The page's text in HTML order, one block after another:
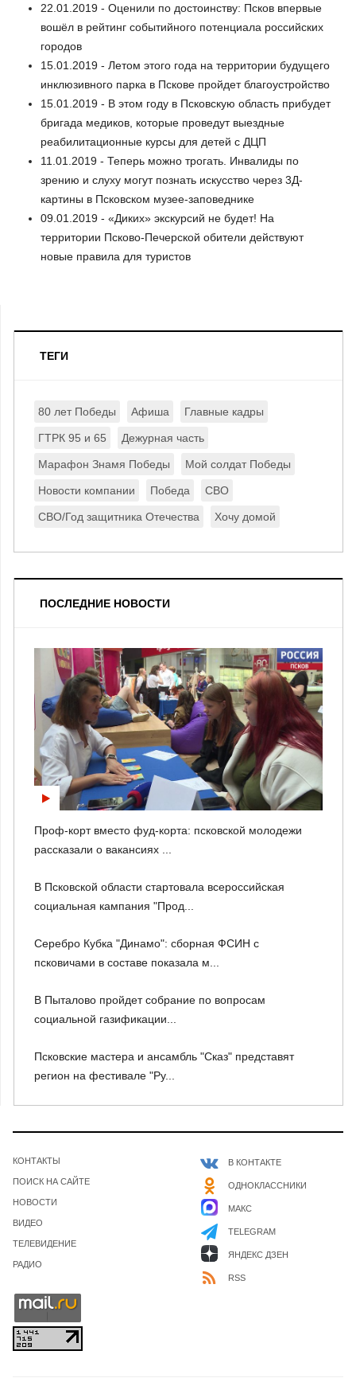
22.01.2019 - Оценили по достоинству: Псков впервые
вошёл в рейтинг событийного потенциала российских
городов
15.01.2019 - Летом этого года на территории будущего
инклюзивного парка в Пскове пройдет благоустройство
15.01.2019 - В этом году в Псковскую область прибудет
бригада медиков, которые проведут выездные
реабилитационные курсы для детей с ДЦП
11.01.2019 - Теперь можно трогать. Инвалиды по
зрению и слуху могут познать искусство через 3Д-
картины в Псковском музее-заповеднике
09.01.2019 - «Диких» экскурсий не будет! На
территории Псково-Печерской обители действуют
новые правила для туристов
ТЕГИ
80 лет Победы Афиша Главные кадры
ГТРК 95 и 65 Дежурная часть
Марафон Знамя Победы Мой солдат Победы
Новости компании Победа СВО
СВО/Год защитника Отечества Хочу домой
ПОСЛЕДНИЕ НОВОСТИ
Проф-корт вместо фуд-корта: псковской молодежи
рассказали о вакансиях ...
В Псковской области стартовала всероссийская
социальная кампания "Прод...
Серебро Кубка "Динамо": сборная ФСИН с
псковичами в составе показала м...
В Пыталово пройдет собрание по вопросам
социальной газификации...
Псковские мастера и ансамбль "Сказ" представят
регион на фестивале "Ру...
КОНТАКТЫ
ПОИСК НА САЙТЕ
НОВОСТИ
ВИДЕО
ТЕЛЕВИДЕНИЕ
РАДИО
В КОНТАКТЕ
ОДНОКЛАССНИКИ
МАКС
TELEGRAM
ЯНДЕКС ДЗЕН
RSS